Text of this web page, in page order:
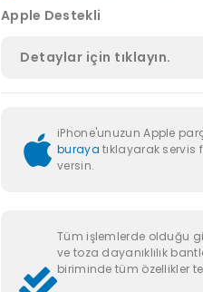
Apple Destekli
Detaylar için tıklayın.
iPhone'unuzun Apple
buraya tıklayarak servis
versin.
Tüm işlemlerde olduğu
ve toza dayanıklılık
biriminde tüm özellikler